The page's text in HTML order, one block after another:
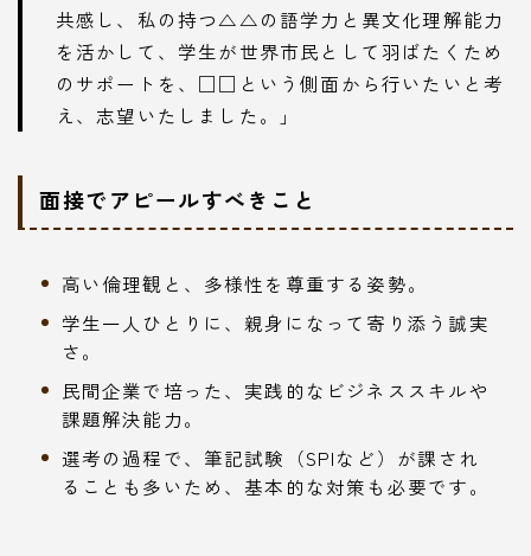
共感し、私の持つ△△の語学力と異文化理解能力
を活かして、学生が世界市民として羽ばたくため
のサポートを、□□という側面から行いたいと考
え、志望いたしました。」
面接でアピールすべきこと
高い倫理観と、多様性を尊重する姿勢。
学生一人ひとりに、親身になって寄り添う誠実
さ。
民間企業で培った、実践的なビジネススキルや
課題解決能力。
選考の過程で、筆記試験（SPIなど）が課され
ることも多いため、基本的な対策も必要です。